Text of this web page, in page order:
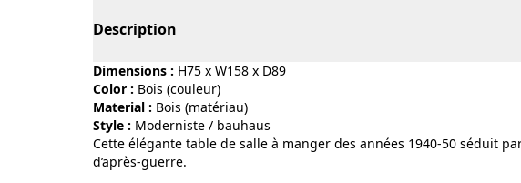
Description
Dimensions : H75 x W158 x D89
Color :
bois (couleur)
Material :
bois (matériau)
Style :
moderniste / bauhaus
Cette élégante table de salle à manger des années 1940-50 séduit
d’après-guerre.